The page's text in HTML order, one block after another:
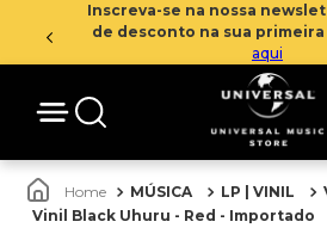
Inscreva-se na nossa
de desconto na sua
aqui
MÚSICA LP | VINIL
Vinil Black Uhuru - Red - Importado